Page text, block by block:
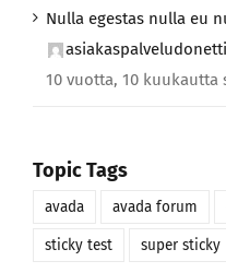
Nulla egestas nulla eu
10 vuotta, 10 kuukautta
Topic Tags
avada avada forum
sticky test super sticky